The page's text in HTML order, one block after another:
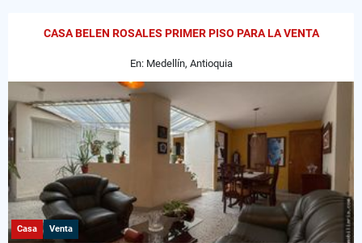
CASA BELEN ROSALES PRIMER PISO PARA LA VENTA
En: Medellín, Antioquia
Casa Venta